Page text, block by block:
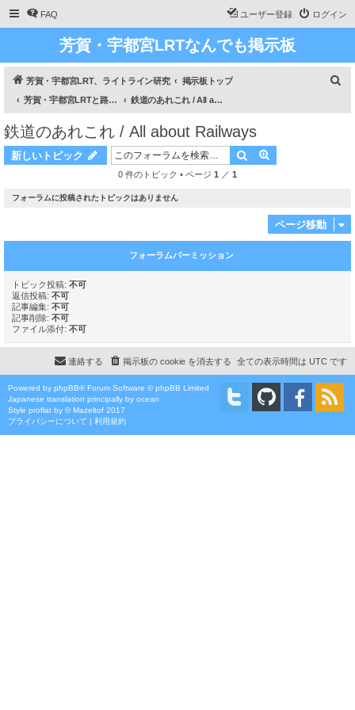
FAQ ログイン
ユーザー登録
芳賀・宇都宮LRTなんでも掲示板
芳賀・宇都宮LRT、ライトライン研究
掲示板トップ
芳賀・宇都宮LRTと路面電車のあれこれ / All about Haga Utsunomiya LRT and about Trams
鉄道のあれこれ / All about Railways
鉄道のあれこれ / All about Railways
新しいトピック 検索
0 件のトピック • ページ 1 ／ 1
フォーラムに投稿されたトピックはありません
ページ移動
フォーラムパーミッション
トピック投稿: 不可
返信投稿: 不可
記事編集: 不可
記事削除: 不可
ファイル添付: 不可
全ての表示時間は UTC です
掲示板の cookie を消去する
連絡する
Powered by phpBB® Forum Software © phpBB Limited
Japanese translation principally by ocean
Style proflat by ©Mazeltof 2017
プライバシーについて | 利用規約